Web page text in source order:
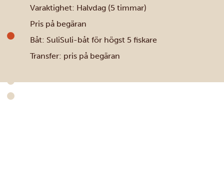
Varaktighet: Halvdag (5 timmar)
Pris på begäran
Båt: SuliSuli-båt för högst 5 fiskare
Transfer: pris på begäran